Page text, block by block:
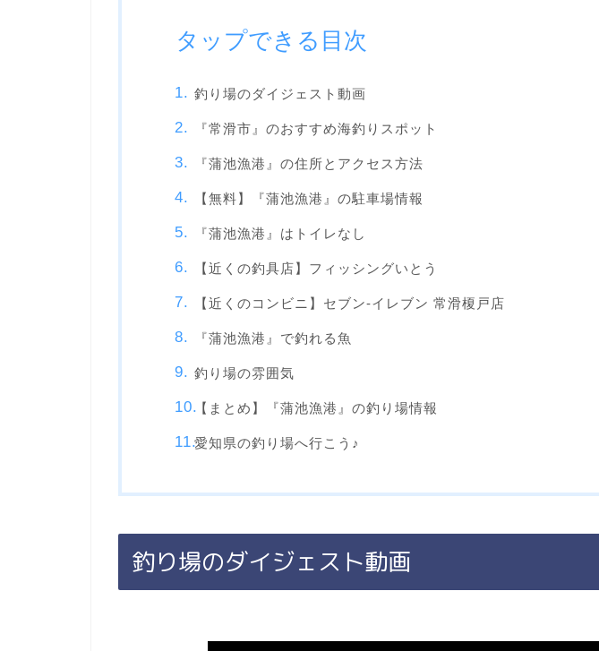
タップできる目次
釣り場のダイジェスト動画
『常滑市』のおすすめ海釣りスポット
『蒲池漁港』の住所とアクセス方法
【無料】『蒲池漁港』の駐車場情報
『蒲池漁港』はトイレなし
【近くの釣具店】フィッシングいとう
【近くのコンビニ】セブン-イレブン 常滑榎戸店
『蒲池漁港』で釣れる魚
釣り場の雰囲気
【まとめ】『蒲池漁港』の釣り場情報
愛知県の釣り場へ行こう♪
釣り場のダイジェスト動画